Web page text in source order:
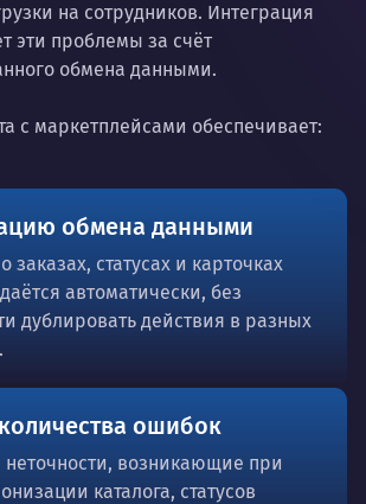
на сотрудников. Интеграция
эти проблемы за счёт
обмена данными.
с маркетплейсами обеспечивает:
обмена данными
статусах и карточках
автоматически, без
дублировать действия в разных
ошибок
возникающие при
каталога, статусов